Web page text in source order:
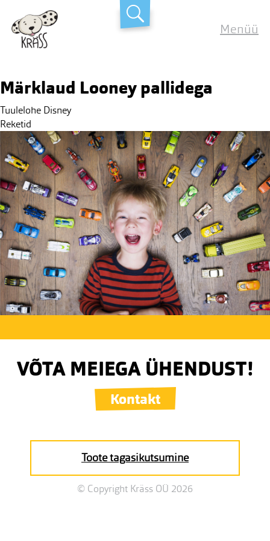
content
Kräss
Menüü
Märklaud Looney pallidega
Post
navigation
Tuulelohe Disney
Reketid
VÕTA MEIEGA ÜHENDUST!
Kontakt
Toote tagasikutsumine
© Copyright Kräss OÜ 2026